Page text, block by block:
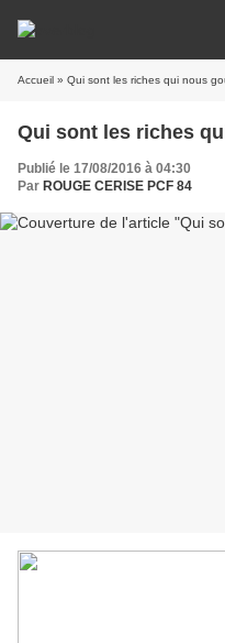
Accueil » Qui sont les riches qui nous
Qui sont les riches
Publié le 17/08/2016 à 04:30
Par ROUGE CERISE PCF 84